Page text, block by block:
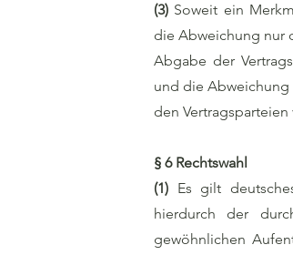
(3) Soweit ein
die Abweichung nur
Abgabe der
und die Abweichung
den
§ 6 Rechtswahl
(1) Es gilt
hierdurch der
gewöhnlichen